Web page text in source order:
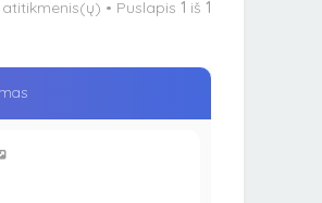
• Puslapis 1 iš 1